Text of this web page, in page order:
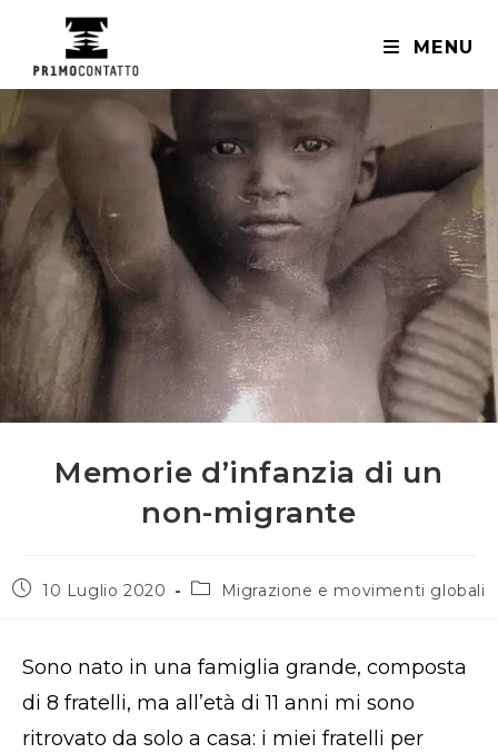
contenuto
MENU
Memorie d’infanzia di un
non-migrante
Articolo10 Luglio 2020
Categoria
Migrazione e movimenti globali
Sono nato in una famiglia grande, composta
di 8 fratelli, ma all’età di 11 anni mi sono
ritrovato da solo a casa: i miei fratelli per